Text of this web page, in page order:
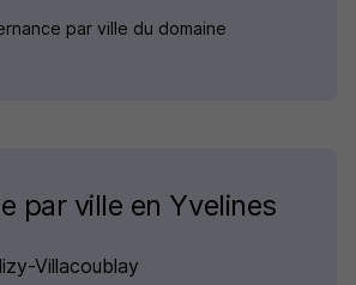
par ville du domaine
par ville en Yvelines
Villacoublay